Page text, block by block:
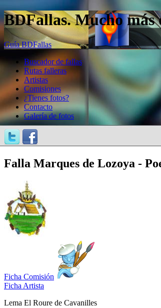
BDFallas. Mucho más
Guía BDFallas
Buscador de fallas
Rutas falleras
Artistas
Comisiones
¿Tienes fotos?
Contacto
Galería de fotos
Falla Marques de Lozoya -
Ficha Comisión
Ficha Artista
Lema El Roure de Cavanilles